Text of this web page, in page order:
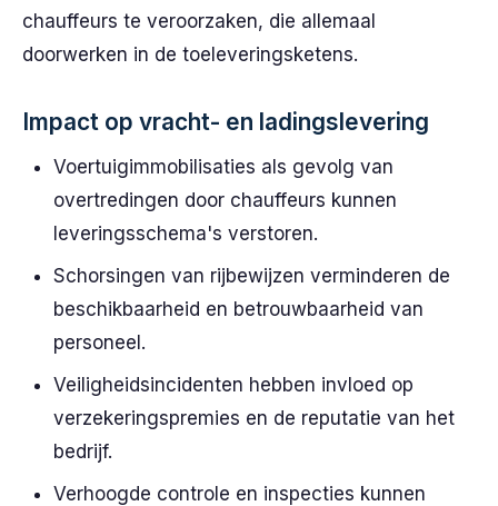
chauffeurs te veroorzaken, die allemaal
doorwerken in de toeleveringsketens.
Impact op vracht- en ladingslevering
Voertuigimmobilisaties als gevolg van
overtredingen door chauffeurs kunnen
leveringsschema's verstoren.
Schorsingen van rijbewijzen verminderen de
beschikbaarheid en betrouwbaarheid van
personeel.
Veiligheidsincidenten hebben invloed op
verzekeringspremies en de reputatie van het
bedrijf.
Verhoogde controle en inspecties kunnen